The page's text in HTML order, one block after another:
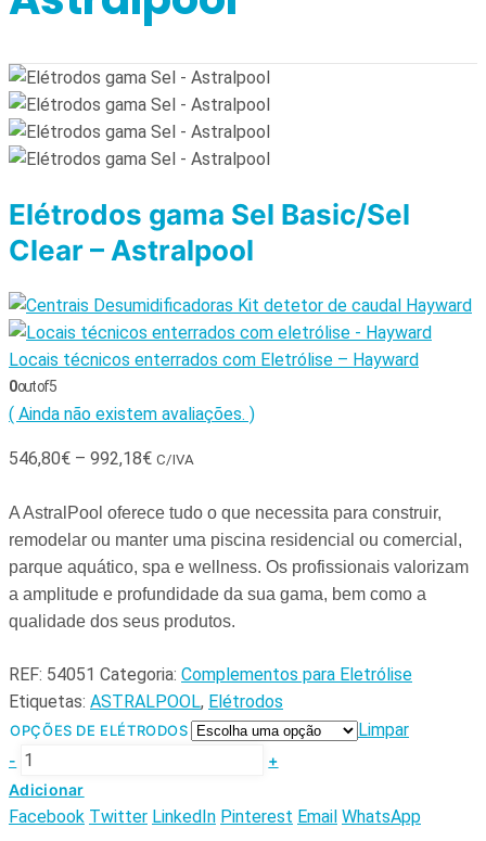
Elétrodos gama Sel Basic/Sel
Clear – Astralpool
Kit detetor de caudal Hayward
Locais técnicos enterrados com Eletrólise – Hayward
0out of 5
( Ainda não existem avaliações. )
546,80€ – 992,18€ C/IVA
A AstralPool oferece tudo o que necessita para construir,
remodelar ou manter uma piscina residencial ou comercial,
parque aquático, spa e wellness. Os profissionais valorizam
a amplitude e profundidade da sua gama, bem como a
qualidade dos seus produtos.
REF: 54051 Categoria: Complementos para Eletrólise
Etiquetas: ASTRALPOOL, Elétrodos
OPÇÕES DE ELÉTRODOS Limpar
-
+
Adicionar
Facebook Twitter LinkedIn Pinterest Email WhatsApp